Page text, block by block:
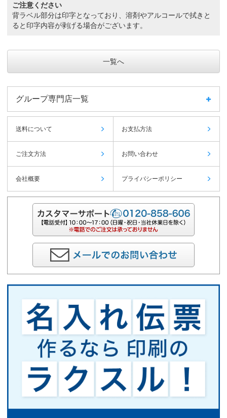
ご注意ください
背ラベル部分は印字となっており、溶剤やアルコールで拭きと
ると印字内容が剥げる場合がございます。
一覧へ
グループ専門店一覧
送料について お支払方法
ご注文方法 お問い合わせ
会社概要 プライバシーポリシー